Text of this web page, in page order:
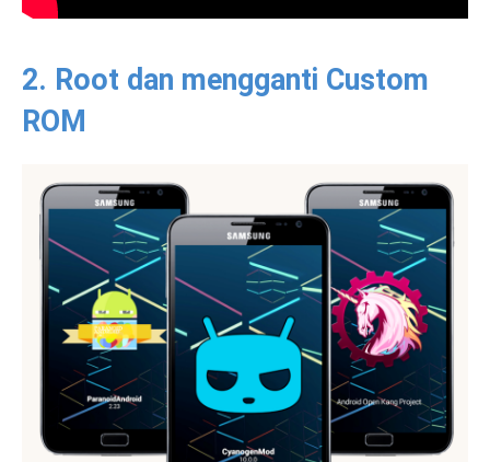
2. Root dan mengganti Custom
ROM